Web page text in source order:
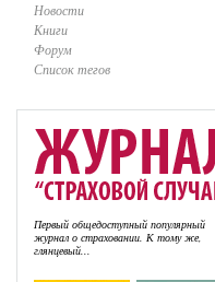
Новости
Книги
Форум
Список тегов
Первый общедоступный популярный
журнал о страховании. К тому же,
глянцевый...